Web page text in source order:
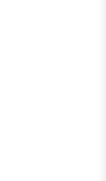
3 for 2 hos Føtex